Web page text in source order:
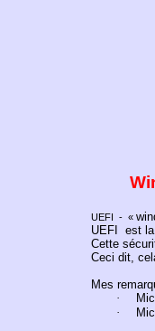
UEFI - «
UEFI
est
Cette
Ceci dit,
Mes
·
·